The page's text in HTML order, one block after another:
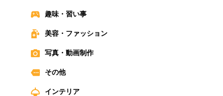
趣味・習い事
美容・ファッション
写真・動画制作
その他
インテリア